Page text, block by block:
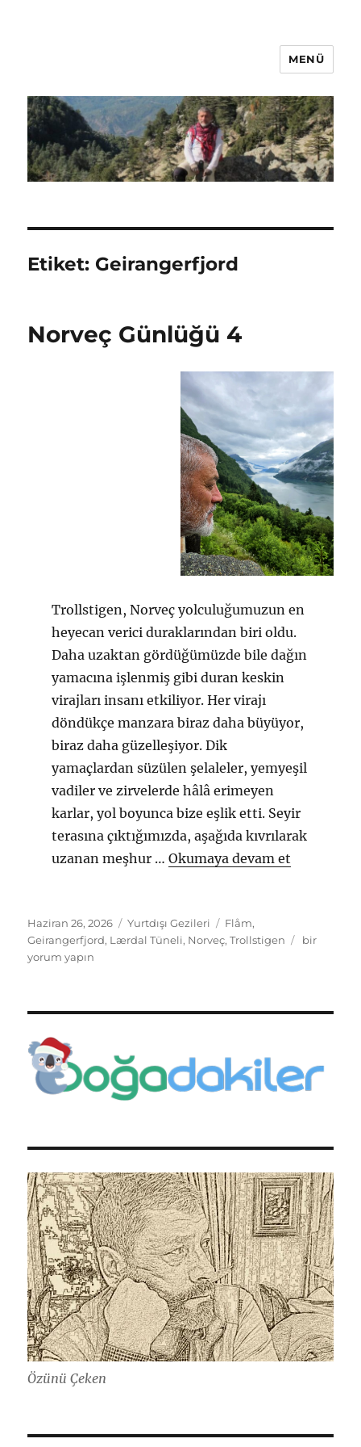
MENÜ
Etiket: Geirangerfjord
Norveç Günlüğü 4
Trollstigen, Norveç yolculuğumuzun en
heyecan verici duraklarından biri oldu.
Daha uzaktan gördüğümüzde bile dağın
yamacına işlenmiş gibi duran keskin
virajları insanı etkiliyor. Her virajı
döndükçe manzara biraz daha büyüyor,
biraz daha güzelleşiyor. Dik
yamaçlardan süzülen şelaleler, yemyeşil
vadiler ve zirvelerde hâlâ erimeyen
karlar, yol boyunca bize eşlik etti. Seyir
terasına çıktığımızda, aşağıda kıvrılarak
uzanan meşhur … Okumaya devam et“Norveç
Yayın
tarihi
Haziran 26, 2026 Kategoriler
Yurtdışı Gezileri Etiketler
Flåm,
Geirangerfjord, Lærdal Tüneli, Norveç,Trollstigen
Norveç
bir
yorum yapın
Özünü Çeken